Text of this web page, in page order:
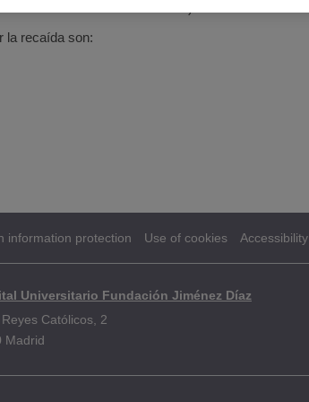
la recaída son:
information protection Use of cookies Accessibility
Universitario Fundación Jiménez Díaz
Católicos, 2
Madrid